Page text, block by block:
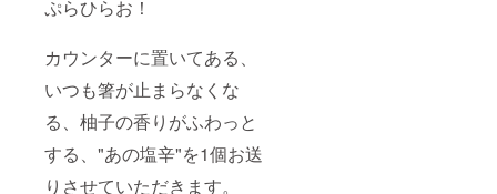
ぷらひらお！
カウンターに置いてある、
いつも箸が止まらなくな
る、柚子の香りがふわっと
する、"あの塩辛"を1個お送
りさせていただきます。